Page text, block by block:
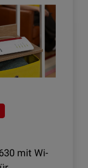
mit Wi-